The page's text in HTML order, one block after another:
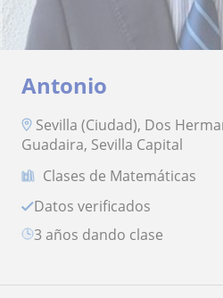
Antonio
Sevilla (Ciudad), Dos
Guadaira, Sevilla Capital
Clases de Matemáticas
Datos verificados
3 años dando clase